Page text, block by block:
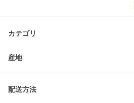
カテゴリ
産地
配送方法